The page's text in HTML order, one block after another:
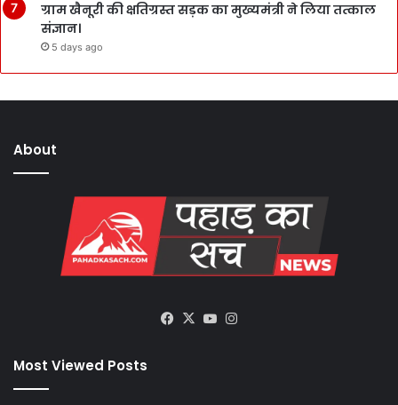
ग्राम खैनूरी की क्षतिग्रस्त सड़क का मुख्यमंत्री ने लिया तत्काल
संज्ञान।
5 days ago
About
Facebook
X YouTube
Most Viewed Posts